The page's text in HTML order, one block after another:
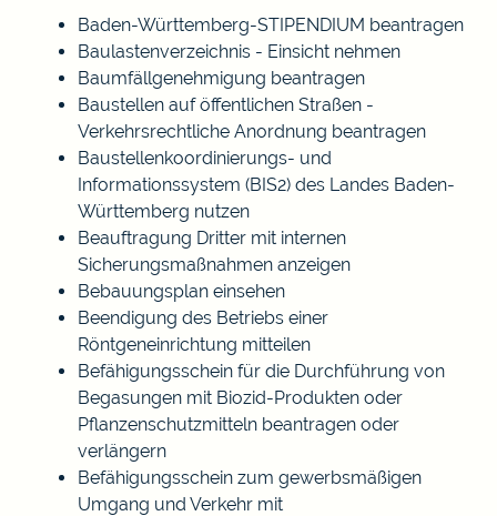
Baden-Württemberg-STIPENDIUM beantragen
Baulastenverzeichnis - Einsicht nehmen
Baumfällgenehmigung beantragen
Baustellen auf öffentlichen Straßen -
Verkehrsrechtliche Anordnung beantragen
Baustellenkoordinierungs- und
Informationssystem (BIS2) des Landes Baden-
Württemberg nutzen
Beauftragung Dritter mit internen
Sicherungsmaßnahmen anzeigen
Bebauungsplan einsehen
Beendigung des Betriebs einer
Röntgeneinrichtung mitteilen
Befähigungsschein für die Durchführung von
Begasungen mit Biozid-Produkten oder
Pflanzenschutzmitteln beantragen oder
verlängern
Befähigungsschein zum gewerbsmäßigen
Umgang und Verkehr mit